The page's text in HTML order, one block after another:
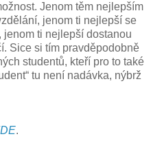
Jenom těm nejlepším
jenom ti nejlepší se
jenom ti nejlepší dostanou
Sice si tím pravděpodobně
studentů, kteří pro to také
tu není nadávka, nýbrž
.